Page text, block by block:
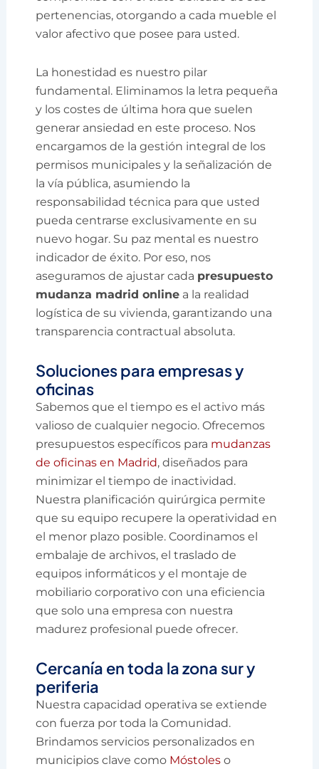
pertenencias, otorgando a cada mueble el
valor afectivo que posee para usted.
La honestidad es nuestro pilar
fundamental. Eliminamos la letra pequeña
y los costes de última hora que suelen
generar ansiedad en este proceso. Nos
encargamos de la gestión integral de los
permisos municipales y la señalización de
la vía pública, asumiendo la
responsabilidad técnica para que usted
pueda centrarse exclusivamente en su
nuevo hogar. Su paz mental es nuestro
indicador de éxito. Por eso, nos
aseguramos de ajustar cada presupuesto
mudanza madrid online a la realidad
logística de su vivienda, garantizando una
transparencia contractual absoluta.
Soluciones para empresas y
oficinas
Sabemos que el tiempo es el activo más
valioso de cualquier negocio. Ofrecemos
presupuestos específicos para mudanzas
de oficinas en Madrid, diseñados para
minimizar el tiempo de inactividad.
Nuestra planificación quirúrgica permite
que su equipo recupere la operatividad en
el menor plazo posible. Coordinamos el
embalaje de archivos, el traslado de
equipos informáticos y el montaje de
mobiliario corporativo con una eficiencia
que solo una empresa con nuestra
madurez profesional puede ofrecer.
Cercanía en toda la zona sur y
periferia
Nuestra capacidad operativa se extiende
con fuerza por toda la Comunidad.
Brindamos servicios personalizados en
municipios clave como Móstoles o